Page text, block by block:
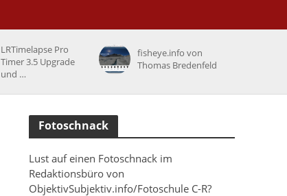
LRTimelapse Pro
Timer 3.5 Upgrade
und …
fisheye.info von
Thomas Bredenfeld
Fotoschnack
Lust auf einen Fotoschnack im
Redaktionsbüro von
ObjektivSubjektiv.info/Fotoschule C-R?